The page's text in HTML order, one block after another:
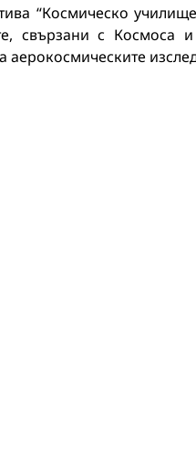
“Космическо
свързани с Космоса